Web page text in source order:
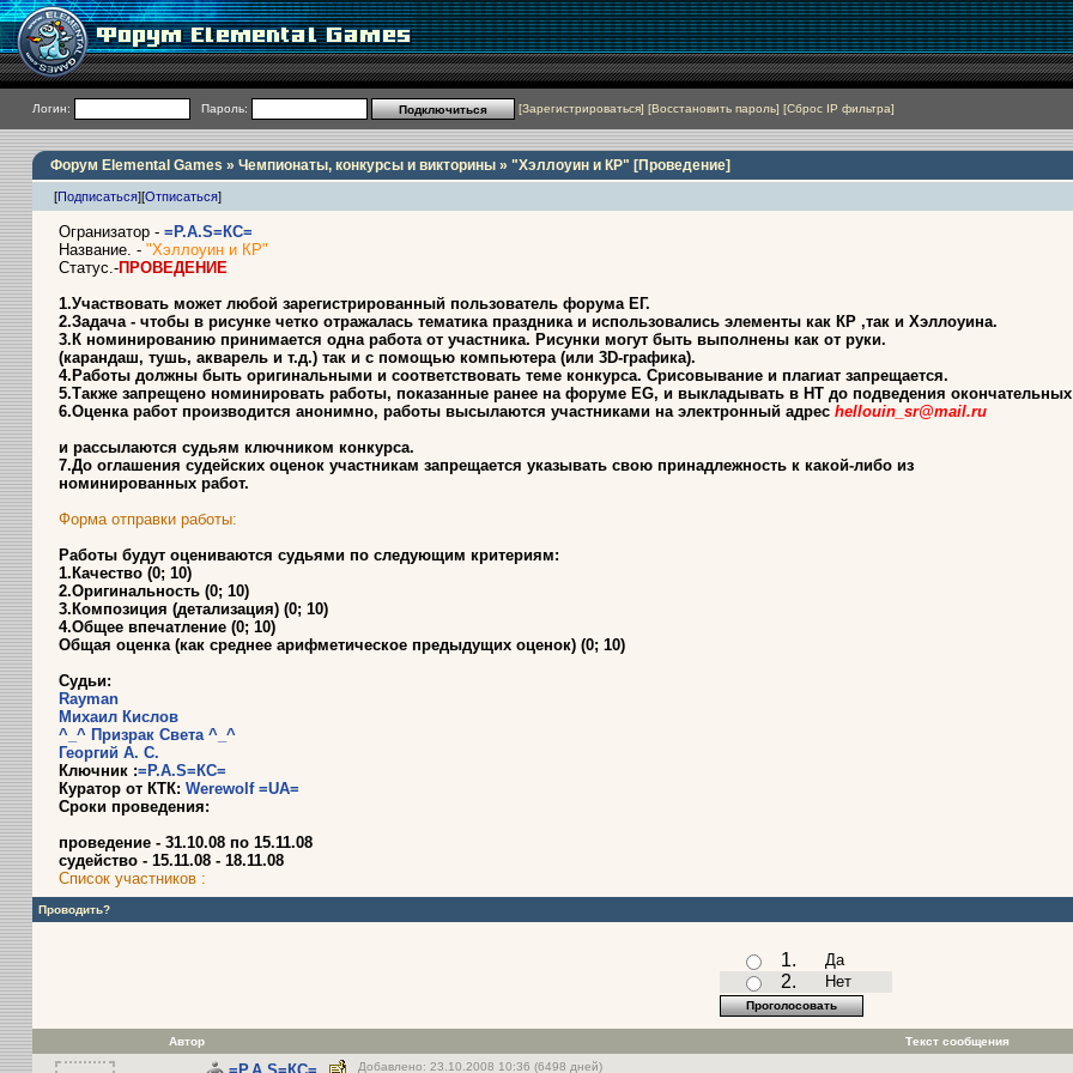
Логин: Пароль: [Зарегистрироваться] [Восстановить пароль] [Сброс IP фильтра]
Форум Elemental Games » Чемпионаты, конкурсы и викторины » "Хэллоуин и КР" [Проведение]
[Подписаться][Отписаться]
Огранизатор - =P.A.S=КС=
Название. - "Хэллоуин и КР"
Статус.-ПРОВЕДЕНИЕ
1.Участвовать может любой зарегистрированный пользователь форума ЕГ.
2.Задача - чтобы в рисунке четко отражалась тематика праздника и использовались элементы как КР ,так и Хэллоуина.
3.К номинированию принимается одна работа от участника. Рисунки могут быть выполнены как от руки.
(карандаш, тушь, акварель и т.д.) так и с помощью компьютера (или 3D-графика).
4.Работы должны быть оригинальными и соответствовать теме конкурса. Срисовывание и плагиат запрещается.
5.Также запрещено номинировать работы, показанные ранее на форуме EG, и выкладывать в НТ до подведения окончательных
6.Оценка работ производится анонимно, работы высылаются участниками на электронный адрес hellouin_sr@mail.ru
и рассылаются судьям ключником конкурса.
7.До оглашения судейских оценок участникам запрещается указывать свою принадлежность к какой-либо из
номинированных работ.
Форма отправки работы:
Работы будут оцениваются судьями по следующим критериям:
1.Качество (0; 10)
2.Оригинальность (0; 10)
3.Композиция (детализация) (0; 10)
4.Общее впечатление (0; 10)
Общая оценка (как среднее арифметическое предыдущих оценок) (0; 10)
Судьи:
Rayman
Михаил Кислов
^_^ Призрак Света ^_^
Георгий А. С.
Ключник :=P.A.S=КС=
Куратор от КТК: Werewolf =UA=
Сроки проведения:
проведение - 31.10.08 по 15.11.08
судейство - 15.11.08 - 18.11.08
Список участников :
Проводить?
1. Да
2. Нет
Автор Текст сообщения
Добавлено: 23.10.2008 10:36 (6498 дней)